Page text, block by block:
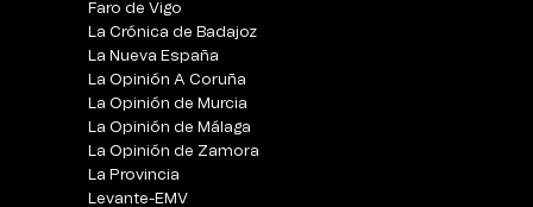
Faro de Vigo
La Crónica de Badajoz
La Nueva España
La Opinión A Coruña
La Opinión de Murcia
La Opinión de Málaga
La Opinión de Zamora
La Provincia
Levante-EMV